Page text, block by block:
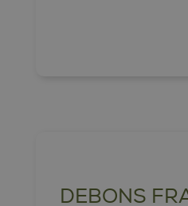
DEBONS